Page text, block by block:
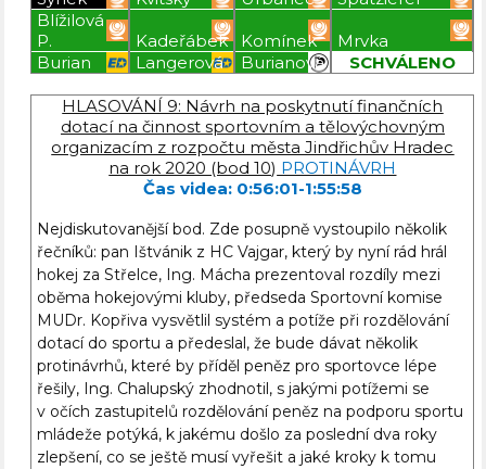
Blížilová
P.
Kadeřábek Komínek
Mrvka
Burian
Langerová Burianová
SCHVÁLENO
HLASOVÁNÍ 9: Návrh na poskytnutí finančních
dotací na činnost sportovním a tělovýchovným
organizacím z rozpočtu města Jindřichův Hradec
na rok 2020 (bod 10) PROTINÁVRH
Čas videa: 0:56:01-1:55:58
Nejdiskutovanější bod. Zde posupně vystoupilo několik
řečníků: pan Ištvánik z HC Vajgar, který by nyní rád hrál
hokej za Střelce, Ing. Mácha prezentoval rozdíly mezi
oběma hokejovými kluby, předseda Sportovní komise
MUDr. Kopřiva vysvětlil systém a potíže při rozdělování
dotací do sportu a předeslal, že bude dávat několik
protinávrhů, které by příděl peněz pro sportovce lépe
řešily, Ing. Chalupský zhodnotil, s jakými potížemi se
v očích zastupitelů rozdělování peněz na podporu sportu
mládeže potýká, k jakému došlo za poslední dva roky
zlepšení, co se ještě musí vyřešit a jaké kroky k tomu